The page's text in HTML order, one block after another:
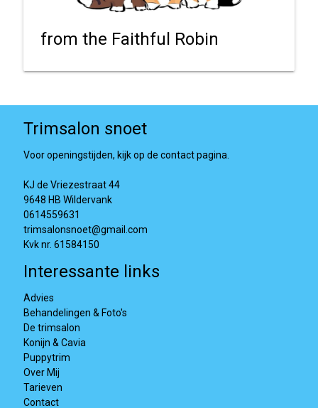
from the Faithful Robin
Trimsalon snoet
Voor openingstijden, kijk op de contact pagina.
KJ de Vriezestraat 44
9648 HB Wildervank
0614559631
trimsalonsnoet@gmail.com
Kvk nr. 61584150
Interessante links
Advies
Behandelingen & Foto's
De trimsalon
Konijn & Cavia
Puppytrim
Over Mij
Tarieven
Contact